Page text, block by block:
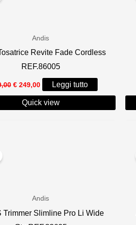
Andis
Revite Fade Cordless
REF.86005
Il
prezzo
originale
era:
€249,00Il
prezzo
attuale
è:
Leggi tutto
Quick view
Andis
Trimmer Slimline Pro Li Wide